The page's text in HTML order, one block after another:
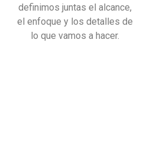
definimos juntas el alcance,
el enfoque y los detalles de
lo que vamos a hacer.